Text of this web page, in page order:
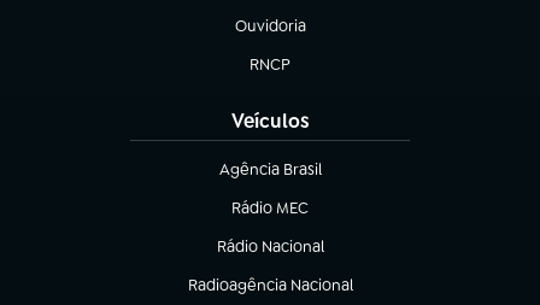
Ouvidoria
(abre em nova aba)
RNCP
(abre em nova aba)
Veículos
Agência Brasil
(abre em nova aba)
Rádio MEC
(abre em nova aba)
Rádio Nacional
Radioagência Nacional
(abre em nova aba)